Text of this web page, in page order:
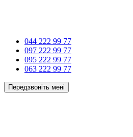
044 222 99 77
097 222 99 77
095 222 99 77
063 222 99 77
Передзвоніть мені